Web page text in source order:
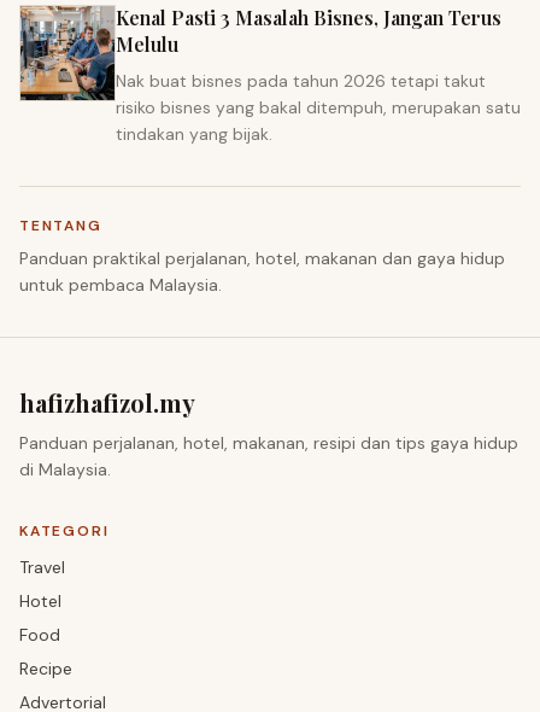
Kenal Pasti 3 Masalah Bisnes, Jangan Terus
Melulu
Nak buat bisnes pada tahun 2026 tetapi takut
risiko bisnes yang bakal ditempuh, merupakan satu
tindakan yang bijak.
TENTANG
Panduan praktikal perjalanan, hotel, makanan dan gaya hidup
untuk pembaca Malaysia.
hafizhafizol.my
Panduan perjalanan, hotel, makanan, resipi dan tips gaya hidup
di Malaysia.
KATEGORI
Travel
Hotel
Food
Recipe
Advertorial